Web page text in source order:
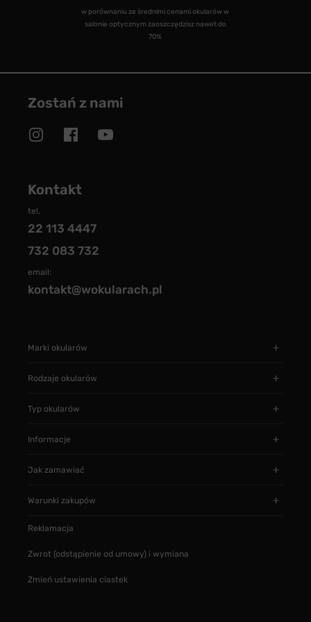
w porównaniu ze średnimi cenami okularów w
salonie optycznym zaoszczędzisz nawet do
70%
Zostań z nami
Kontakt
tel.
22 113 4447
732 083 732
email:
kontakt@wokularach.pl
Marki okularów
Rodzaje okularów
Typ okularów
Informacje
Jak zamawiać
Warunki zakupów
Reklamacja
Zwrot (odstąpienie od umowy) i wymiana
Zmień ustawienia ciastek